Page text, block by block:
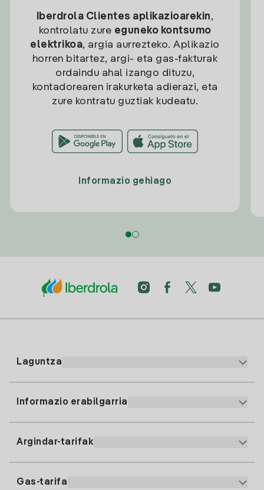
Iberdrola Clientes aplikazioarekin,
kontrolatu zure eguneko kontsumo
elektrikoa, argia aurrezteko. Aplikazio
horren bitartez, argi- eta gas-fakturak
ordaindu ahal izango dituzu,
kontadorearen irakurketa adierazi, eta
zure kontratu guztiak kudeatu.
Informazio gehiago
Laguntza
91 919 52 73
Informazio erabilgarria
Argindar-tarifak
Gas-tarifa